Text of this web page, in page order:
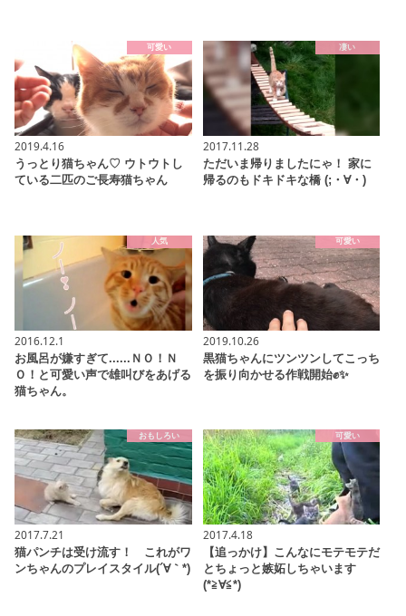
可愛い
2019.4.16
うっとり猫ちゃん♡ ウトウトし
ている二匹のご長寿猫ちゃん
凄い
2017.11.28
ただいま帰りましたにゃ！ 家に
帰るのもドキドキな橋 (;・∀・)
人気
2016.12.1
お風呂が嫌すぎて......ＮＯ！Ｎ
Ｏ！と可愛い声で雄叫びをあげる
猫ちゃん。
可愛い
2019.10.26
黒猫ちゃんにツンツンしてこっち
を振り向かせる作戦開始✊✨
おもしろい
2017.7.21
猫パンチは受け流す！ これがワ
ンちゃんのプレイスタイル(´∀｀*)
可愛い
2017.4.18
【追っかけ】こんなにモテモテだ
とちょっと嫉妬しちゃいます
(*≧∀≦*)